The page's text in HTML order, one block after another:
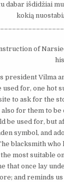
dabar išdidžiai
kokią
of
president Vilma
used for, one hot
to ask for the
for them to
be used for, but
symbol, and
blacksmith
most suitable
that once lay
and reminds